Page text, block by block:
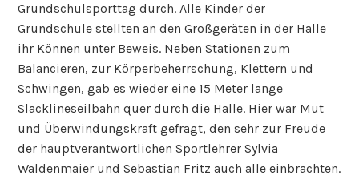
Grundschulsporttag durch. Alle Kinder der
Grundschule stellten an den Großgeräten in der Halle
ihr Können unter Beweis. Neben Stationen zum
Balancieren, zur Körperbeherrschung, Klettern und
Schwingen, gab es wieder eine 15 Meter lange
Slacklineseilbahn quer durch die Halle. Hier war Mut
und Überwindungskraft gefragt, den sehr zur Freude
der hauptverantwortlichen Sportlehrer Sylvia
Waldenmaier und Sebastian Fritz auch alle einbrachten.